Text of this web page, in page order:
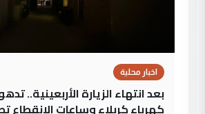
اخبار محلية
بعد انتهاء الزيارة الأربعينية..
كهرباء كربلاء وساعات الانقطاع